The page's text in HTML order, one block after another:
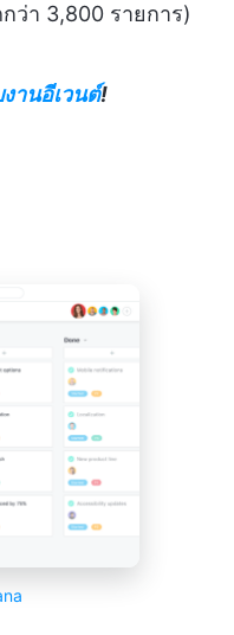
ว่า 3,800 รายการ)
านอีเวนต์!